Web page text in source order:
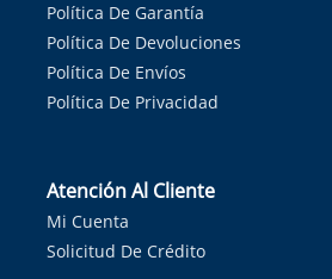
Política De Garantía
Política De Devoluciones
Política De Envíos
Política De Privacidad
Atención Al Cliente
Mi Cuenta
Solicitud De Crédito